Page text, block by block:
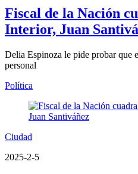
Fiscal de la Nación
Interior, Juan
Delia Espinoza le pide probar que
personal
Política
Ciudad
2025-2-5